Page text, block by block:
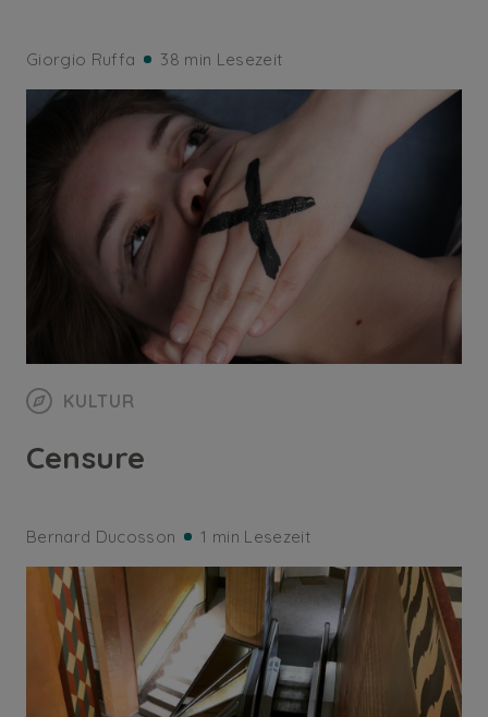
Giorgio Ruffa 38 min Lesezeit
KULTUR
Censure
Bernard Ducosson 1 min Lesezeit